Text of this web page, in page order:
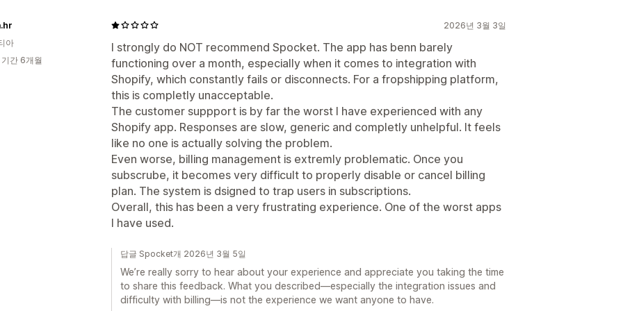
2026년 3월 3일
I strongly do NOT recommend Spocket. The app has benn barely
functioning over a month, especially when it comes to integration with
Shopify, which constantly fails or disconnects. For a fropshipping platform,
this is completly unacceptable.
The customer suppport is by far the worst I have experienced with any
Shopify app. Responses are slow, generic and completly unhelpful. It feels
like no one is actually solving the problem.
Even worse, billing management is extremly problematic. Once you
subscrube, it becomes very difficult to properly disable or cancel billing
plan. The system is dsigned to trap users in subscriptions.
Overall, this has been a very frustrating experience. One of the worst apps
I have used.
아
간 6개월
답글 Spocket개 2026년 3월 5일
We’re really sorry to hear about your experience and appreciate you taking the time
to share this feedback. What you described—especially the integration issues and
difficulty with billing—is not the experience we want anyone to have.